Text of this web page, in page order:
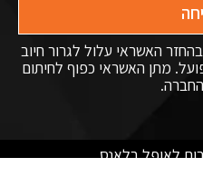
האשראי עלול לגרור חיוב
מתן האשראי כפוף לחיתום
לאופל בלאנס